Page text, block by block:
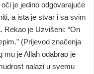
je jedino odgovarajuće
a ista je stvar i sa svim
Rekao je Uzvišeni: “On
(Prijevod značenja
mu je Allah odabrao je
nalazi u svemu